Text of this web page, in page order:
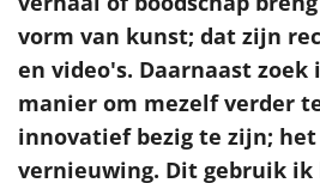
vorm van kunst; dat zijn
en video's. Daarnaast
manier om mezelf verder
innovatief bezig te zijn;
vernieuwing. Dit gebruik ik